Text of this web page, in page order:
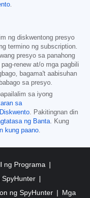
.
ng diskwentong presyo
termino ng subscription.
presyo sa panahong
renew at/o mga pagbili
bagama't aabisuhan
sa presyo.
sa iyong
sa
. Pakitingnan din
ng Banta. Kung
kung paano.
ng Programa
SpyHunter
ng SpyHunter
Mga